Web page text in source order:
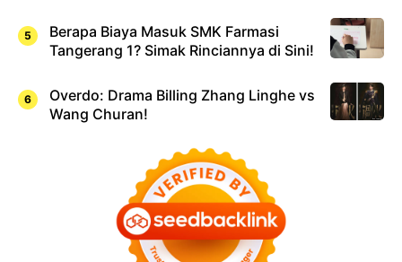
Berapa Biaya Masuk SMK Farmasi
Tangerang 1? Simak Rinciannya di Sini!
Overdo: Drama Billing Zhang Linghe vs
Wang Churan!